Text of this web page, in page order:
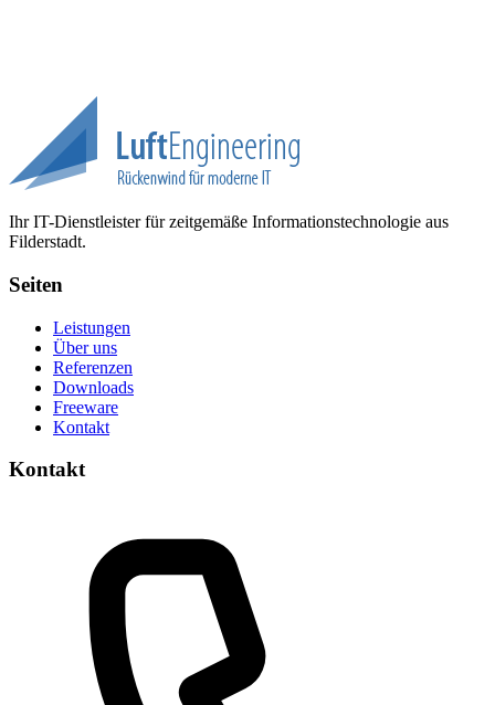
Ihr IT-Dienstleister für zeitgemäße Informationstechnologie aus
Filderstadt.
Seiten
Leistungen
Über uns
Referenzen
Downloads
Freeware
Kontakt
Kontakt